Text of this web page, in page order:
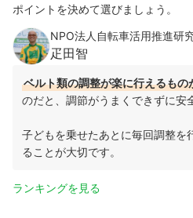
ポイントを決めて選びましょう。
NPO法人自転車活用推進研
疋田智
ベルト類の調整が楽に行えるもの
のだと、調節がうまくできずに安
子どもを乗せたあとに毎回調整を
ることが大切です。
ランキングを見る